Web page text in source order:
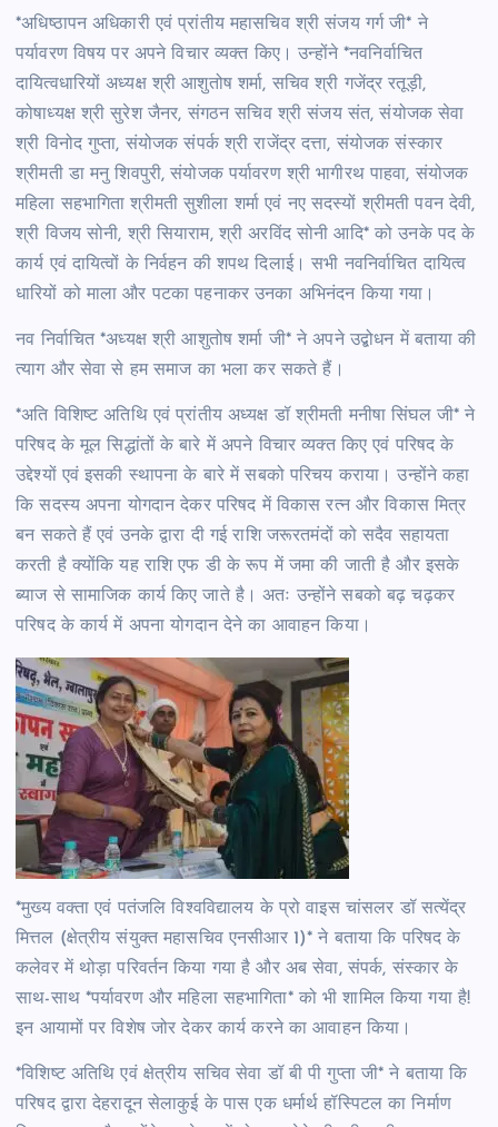
*अधिष्ठापन अधिकारी एवं प्रांतीय महासचिव श्री संजय गर्ग जी* ने
पर्यावरण विषय पर अपने विचार व्यक्त किए। उन्होंने *नवनिर्वाचित
दायित्वधारियों अध्यक्ष श्री आशुतोष शर्मा, सचिव श्री गजेंद्र रतूड़ी,
कोषाध्यक्ष श्री सुरेश जैनर, संगठन सचिव श्री संजय संत, संयोजक सेवा
श्री विनोद गुप्ता, संयोजक संपर्क श्री राजेंद्र दत्ता, संयोजक संस्कार
श्रीमती डा मनु शिवपुरी, संयोजक पर्यावरण श्री भागीरथ पाहवा, संयोजक
महिला सहभागिता श्रीमती सुशीला शर्मा एवं नए सदस्यों श्रीमती पवन देवी,
श्री विजय सोनी, श्री सियाराम, श्री अरविंद सोनी आदि* को उनके पद के
कार्य एवं दायित्वों के निर्वहन की शपथ दिलाई। सभी नवनिर्वाचित दायित्व
धारियों को माला और पटका पहनाकर उनका अभिनंदन किया गया।
नव निर्वाचित *अध्यक्ष श्री आशुतोष शर्मा जी* ने अपने उद्बोधन में बताया की
त्याग और सेवा से हम समाज का भला कर सकते हैं।
*अति विशिष्ट अतिथि एवं प्रांतीय अध्यक्ष डॉ श्रीमती मनीषा सिंघल जी* ने
परिषद के मूल सिद्धांतों के बारे में अपने विचार व्यक्त किए एवं परिषद के
उद्देश्यों एवं इसकी स्थापना के बारे में सबको परिचय कराया। उन्होंने कहा
कि सदस्य अपना योगदान देकर परिषद में विकास रत्न और विकास मित्र
बन सकते हैं एवं उनके द्वारा दी गई राशि जरूरतमंदों को सदैव सहायता
करती है क्योंकि यह राशि एफ डी के रूप में जमा की जाती है और इसके
ब्याज से सामाजिक कार्य किए जाते है। अतः उन्होंने सबको बढ़ चढ़कर
परिषद के कार्य में अपना योगदान देने का आवाहन किया।
*मुख्य वक्ता एवं पतंजलि विश्वविद्यालय के प्रो वाइस चांसलर डॉ सत्येंद्र
मित्तल (क्षेत्रीय संयुक्त महासचिव एनसीआर 1)* ने बताया कि परिषद के
कलेवर में थोड़ा परिवर्तन किया गया है और अब सेवा, संपर्क, संस्कार के
साथ-साथ *पर्यावरण और महिला सहभागिता* को भी शामिल किया गया है!
इन आयामों पर विशेष जोर देकर कार्य करने का आवाहन किया।
*विशिष्ट अतिथि एवं क्षेत्रीय सचिव सेवा डॉ बी पी गुप्ता जी* ने बताया कि
परिषद द्वारा देहरादून सेलाकुई के पास एक धर्मार्थ हॉस्पिटल का निर्माण